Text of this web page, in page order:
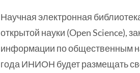
Научная электронная
открытой науки (Open Science),
информации по общественным
года ИНИОН будет размещать